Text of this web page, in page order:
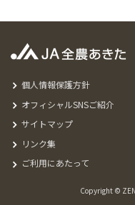
Copyright ©
個人情報保護方針
オフィシャルSNSご紹介
サイトマップ
リンク集
ご利用にあたって